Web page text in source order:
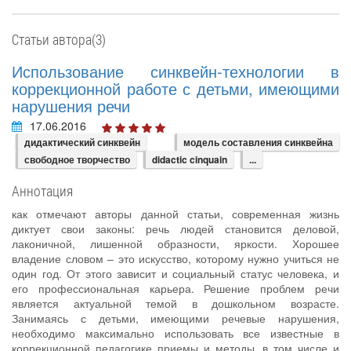
Статьи автора(3)
Использование синквейн-технологии в
коррекционной работе с детьми, имеющими
нарушения речи
17.06.2016
дидактический синквейн
модель составления синквейна
свободное творчество
didactic cinquain ...
Аннотация
как отмечают авторы данной статьи, современная жизнь
диктует свои законы: речь людей становится деловой,
лаконичной, лишенной образности, яркости. Хорошее
владение словом – это искусство, которому нужно учиться не
один год. От этого зависит и социальный статус человека, и
его профессиональная карьера. Решение проблем речи
является актуальной темой в дошкольном возрасте.
Занимаясь с детьми, имеющими речевые нарушения,
необходимо максимально использовать все известные в
коррекционной педагогике приемы и методы, в том числе и